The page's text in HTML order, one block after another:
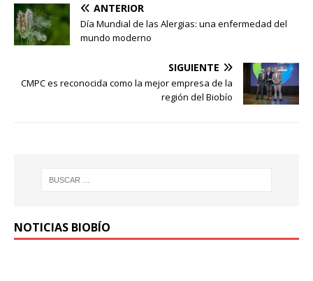
ANTERIOR
Día Mundial de las Alergias: una enfermedad del
mundo moderno
SIGUIENTE
CMPC es reconocida como la mejor empresa de la
región del Biobío
NOTICIAS BIOBÍO